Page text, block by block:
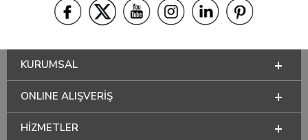
KURUMSAL
ONLINE ALIŞVERİŞ
HİZMETLER